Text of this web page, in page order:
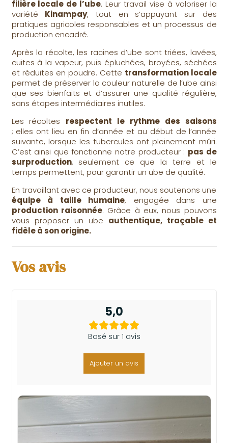
filière locale de l’ube. Leur travail vise à valoriser la
variété Kinampay, tout en s’appuyant sur des
pratiques agricoles responsables et un processus de
production encadré.
Après la récolte, les racines d’ube sont triées, lavées,
cuites à la vapeur, puis épluchées, broyées, séchées
et réduites en poudre. Cette transformation locale
permet de préserver la couleur naturelle de l’ube ainsi
que ses bienfaits et d’assurer une qualité régulière,
sans étapes intermédiaires inutiles.
Les récoltes respectent le rythme des saisons
; elles ont lieu en fin d’année et au début de l’année
suivante, lorsque les tubercules ont pleinement mûri.
C’est ainsi que fonctionne notre producteur : pas de
surproduction, seulement ce que la terre et le
temps permettent, pour garantir un ube de qualité.
En travaillant avec ce producteur, nous soutenons une
équipe à taille humaine, engagée dans une
production raisonnée. Grâce à eux, nous pouvons
vous proposer un ube authentique, traçable et
fidèle à son origine.
Vos avis
5,0
Basé sur 1 avis
Ajouter un avis